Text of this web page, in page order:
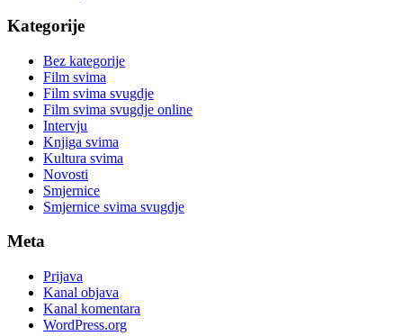
Kategorije
Bez kategorije
Film svima
Film svima svugdje
Film svima svugdje online
Intervju
Knjiga svima
Kultura svima
Novosti
Smjernice
Smjernice svima svugdje
Meta
Prijava
Kanal objava
Kanal komentara
WordPress.org